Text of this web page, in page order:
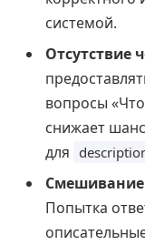
системой.
Отсутствие
вопросы «Что
снижает
для
Смешивание
Попытка